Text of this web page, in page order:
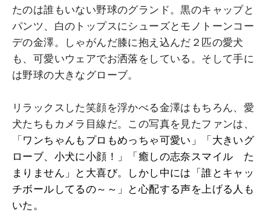
たのは誰もいない野球のグランド。黒のキャップと
パンツ、白のトップスにシューズとモノトーンコー
デの金澤。しゃがんだ膝に抱え込んだ２匹の愛犬
も、可愛いウェアでお洒落をしている。そして手に
は野球の大きなグローブ。
リラックスした笑顔を浮かべる金澤はもちろん、愛
犬たちもカメラ目線だ。この写真を見たファンは、
「ワンちゃんもプロもめっちゃ可愛い」「大きいグ
ローブ、小犬に小顔！」「癒しの志奈スマイル た
まりません」と大喜び。しかし中には「誰とキャッ
チボールしてるの～～」と心配する声を上げる人も
いた。